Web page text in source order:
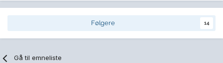
Følgere 14
Gå til emneliste